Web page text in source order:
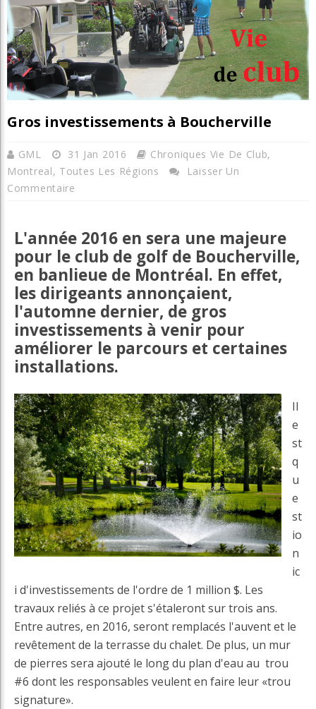
Gros investissements à Boucherville
GML 31 Jan 2016 Chroniques Vie De Club,
Montreal, Toutes Les Régions
Laisser Un
Commentaire
L'année 2016 en sera une majeure
pour le club de golf de Boucherville,
en banlieue de Montréal. En effet,
les dirigeants annonçaient,
l'automne dernier, de gros
investissements à venir pour
améliorer le parcours et certaines
installations.
Il
e
st
q
u
e
st
io
n
ic
i d'investissements de l'ordre de 1 million $. Les
travaux reliés à ce projet s'étaleront sur trois ans.
Entre autres, en 2016, seront remplacés l'auvent et le
revêtement de la terrasse du chalet. De plus, un mur
de pierres sera ajouté le long du plan d'eau au trou
#6 dont les responsables veulent en faire leur «trou
signature».